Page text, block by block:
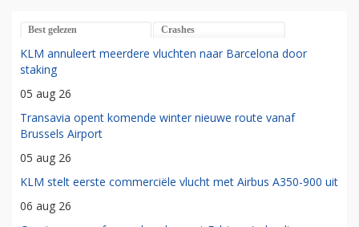
Best gelezen Crashes
KLM annuleert meerdere vluchten naar Barcelona door
staking
05 aug 26
Transavia opent komende winter nieuwe route vanaf
Brussels Airport
05 aug 26
KLM stelt eerste commerciële vlucht met Airbus A350-900 uit
06 aug 26